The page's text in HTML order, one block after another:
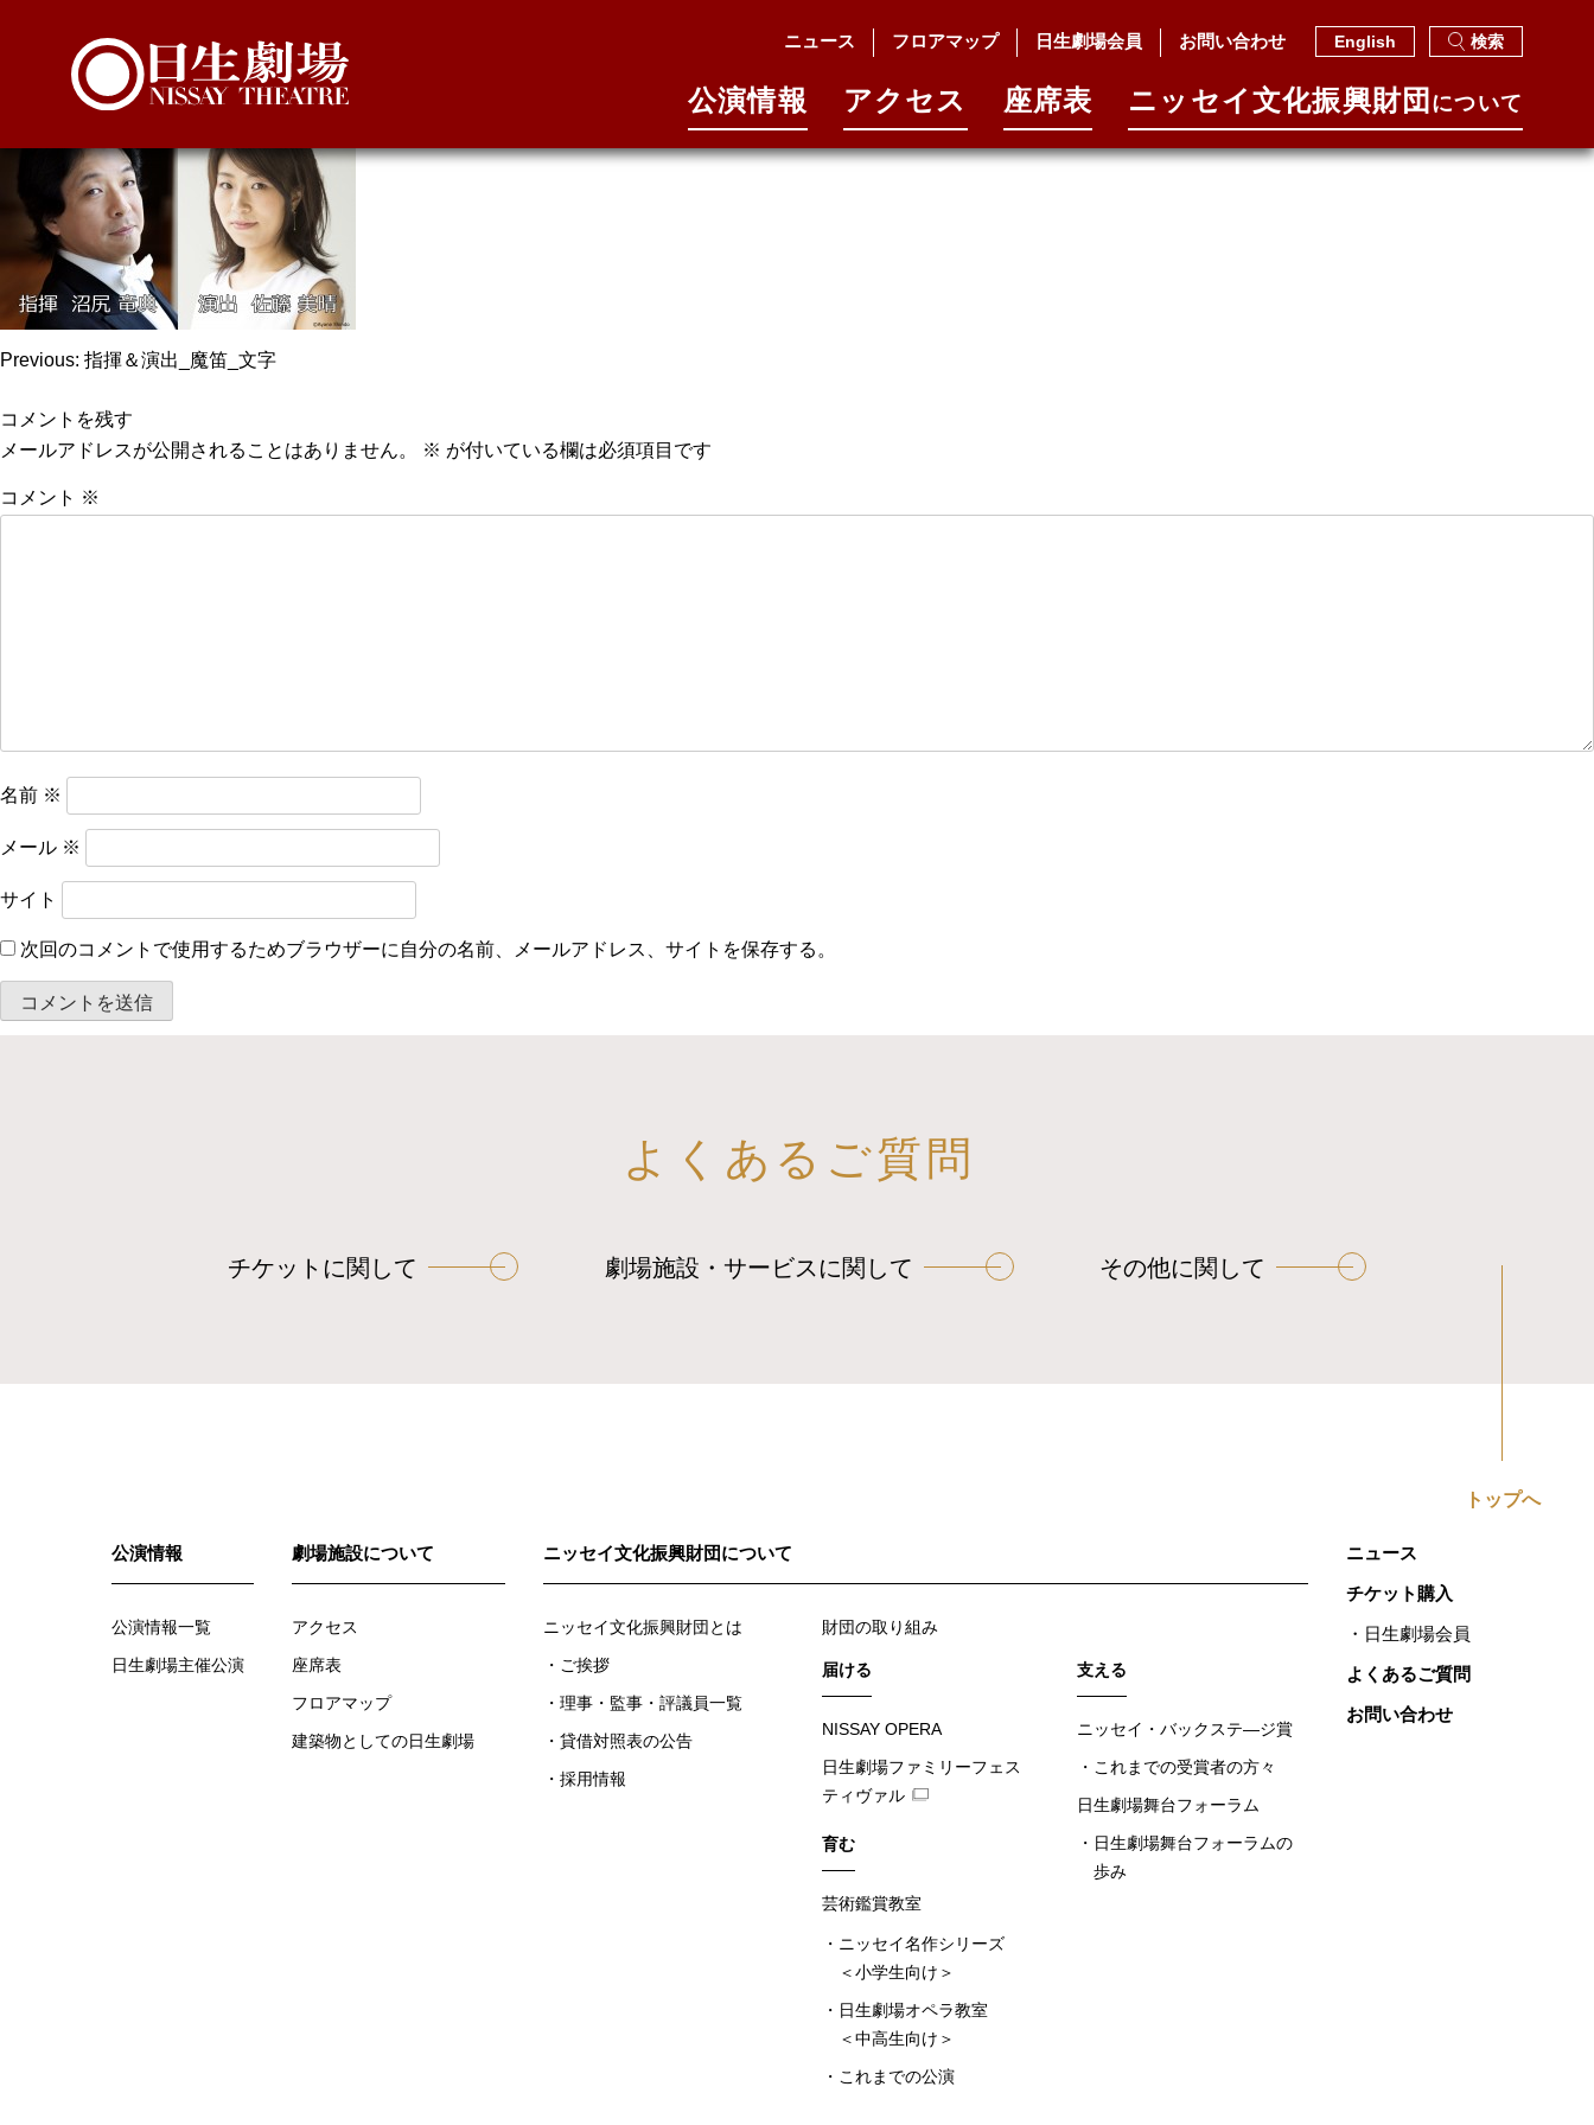
ニュース フロアマップ 日生劇場会員 お問い合わせ English 検索
公演情報 アクセス 座席表 ニッセイ⽂化振興財団 について
指揮＆演出_魔笛_文字
投
ナ
ゲ
Previous: 指揮＆演出_魔笛_文字
コメントを残す
メールアドレスが公開されることはありません。
※ が付いている欄は必須項目です
コメント ※
名前 ※
メール ※
サイト
次回のコメントで使用するためブラウザーに自分の名前、メールアドレス、サイトを保存する。
よくあるご質問
チケットに関して 劇場施設・サービスに関して その他に関して
トップへ
公演情報
公演情報一覧
日生劇場主催公演
劇場施設について
アクセス
座席表
フロアマップ
建築物としての日生劇場
ニッセイ文化振興財団について
ニッセイ文化振興財団とは
ご挨拶
理事・監事・評議員一覧
貸借対照表の公告
採用情報
財団の取り組み
届ける
NISSAY OPERA
日生劇場ファミリーフェス
ティヴァル
育む
芸術鑑賞教室
ニッセイ名作シリーズ
＜小学生向け＞
日生劇場オペラ教室
＜中高生向け＞
これまでの公演
支える
ニッセイ・バックステ―ジ賞
これまでの受賞者の方々
日生劇場舞台フォーラム
日生劇場舞台フォーラムの
歩み
ニュース
チケット購入
日生劇場会員
よくあるご質問
お問い合わせ